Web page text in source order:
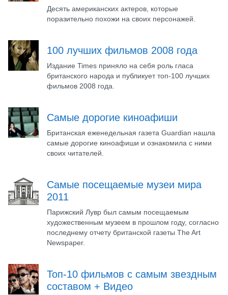
Десять американских актеров, которые
поразительно похожи на своих персонажей.
100 лучших фильмов 2008 года
Издание Times приняло на себя роль гласа
британского народа и публикует топ-100 лучших
фильмов 2008 года.
Самые дорогие киноафиши
Британская еженедельная газета Guardian нашла
самые дорогие киноафиши и ознакомила с ними
своих читателей.
Самые посещаемые музеи мира
2011
Парижский Лувр был самым посещаемым
художественным музеем в прошлом году, согласно
последнему отчету британской газеты The Art
Newspaper.
Топ-10 фильмов с самым звездным
составом + Видео